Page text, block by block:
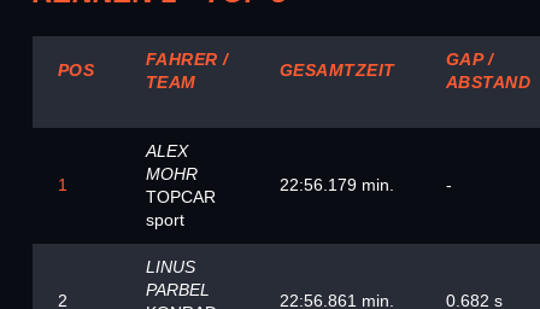
POS
FAHRER /
TEAM
GESAMTZEIT
GAP /
ABSTAND
1
ALEX
MOHR
TOPCAR
sport
22:56.179 min. -
2
LINUS
PARBEL
22:56.861 min. 0.682 s